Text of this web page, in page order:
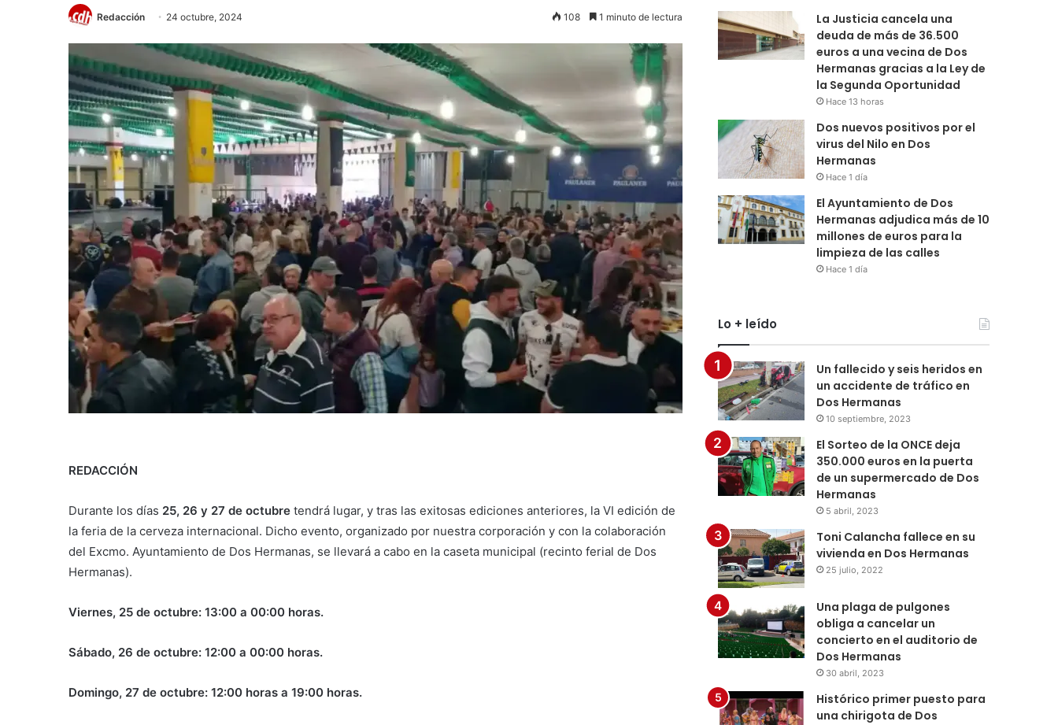
Redacción 24 octubre, 2024 108 1 minuto de lectura
REDACCIÓN
Durante los días 25, 26 y 27 de octubre tendrá lugar, y tras las exitosas ediciones anteriores, la VI edición de
la feria de la cerveza internacional. Dicho evento, organizado por nuestra corporación y con la colaboración
del Excmo. Ayuntamiento de Dos Hermanas, se llevará a cabo en la caseta municipal (recinto ferial de Dos
Hermanas).
Viernes, 25 de octubre: 13:00 a 00:00 horas.
Sábado, 26 de octubre: 12:00 a 00:00 horas.
Domingo, 27 de octubre: 12:00 horas a 19:00 horas.
La Justicia cancela una
deuda de más de 36.500
euros a una vecina de Dos
Hermanas gracias a la Ley de
la Segunda Oportunidad
Hace 13 horas
Dos nuevos positivos por el
virus del Nilo en Dos
Hermanas
Hace 1 día
El Ayuntamiento de Dos
Hermanas adjudica más de 10
millones de euros para la
limpieza de las calles
Hace 1 día
Lo + leído
Un fallecido y seis heridos en
un accidente de tráfico en
Dos Hermanas
10 septiembre, 2023
El Sorteo de la ONCE deja
350.000 euros en la puerta
de un supermercado de Dos
Hermanas
5 abril, 2023
Toni Calancha fallece en su
vivienda en Dos Hermanas
25 julio, 2022
Una plaga de pulgones
obliga a cancelar un
concierto en el auditorio de
Dos Hermanas
30 abril, 2023
Histórico primer puesto para
una chirigota de Dos